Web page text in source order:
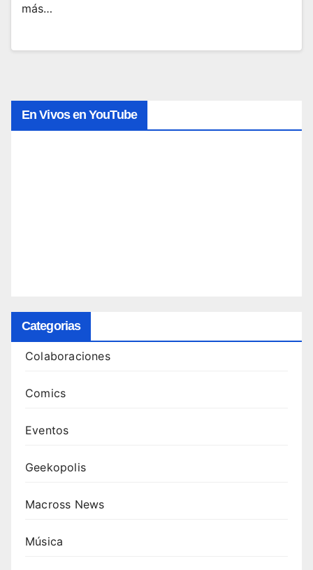
más…
En Vivos en YouTube
Categorias
Colaboraciones
Comics
Eventos
Geekopolis
Macross News
Música